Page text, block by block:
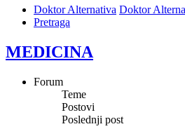
Doktor Alternativa Doktor
Pretraga
MEDICINA
Forum
Teme
Postovi
Poslednji post